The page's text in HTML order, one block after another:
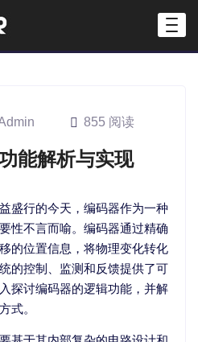
855 阅读
能解析与实现
盛行的今天，编码器作为一种
性不言而喻。编码器通过精确
的位置信息，将物理变化转化
的控制、监测和反馈提供了可
探讨编码器的逻辑功能，并解
式。